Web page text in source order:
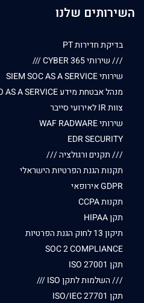
השירותים שלנו
בדיקת חדירות PT
/// שירותי CYBER 365 ///
שירותי SIEM SOC AS A SERVICE
מנהל אבטחת מידע CISO AS A SERVICE
צוות IR לאירועי סייבר
שירותי WAF RADWARE
EDR SECURITY
/// תקנים ורגולציה ///
תקנות הגנת הפרטיות הישראלי
GDPR אירופאי
תקנות CCPA
תקן HIPAA
תיקון 13 לחוק הגנת הפרטיות
SOC 2 COMPLIANCE
תקן ISO 27001
/// השלמות לתקן ISO ///
תקן ISO/IEC 27701